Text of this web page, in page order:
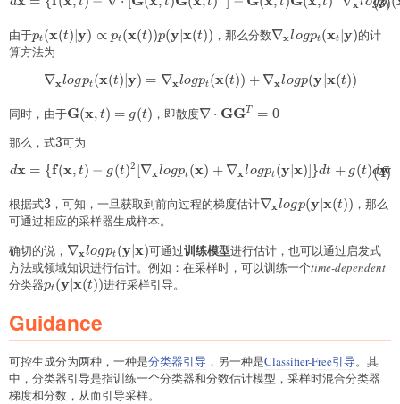
x t
由于p_t(\mathbf{x}
(t)\vert
p_t(\mathbf{x}
\mathbf{x}(t))
pt (x(t) y) ∝ pt (x(t))p(y ∣x(t)) ，那么分数∇xlogpt (xt ∣y)的计
算方法为
\begin{aligned}
∇xlogpt (x(t) y) = ∇xlogpt (x(t)) + ∇xlogp(y x(t))
同时，由于\mathbf{G}
G(x, t) = g(t) ，即散度∇ ⋅ GGT = 0
那么，式3
3可为
\begin{aligned}
dx = {f(x, t) − g(t)2 ∇xlogpt (x) + ∇xlogpt (y ∣x)]}dt + g(t)dw
ˉ
(4)
根据式3
3 ，可知，一旦获取到前向过程的梯度估计∇xlogp(y ∣x(t)) ，那么
可通过相应的采样器生成样本。
确切的说， ∇xlogpt (y ∣x)可通过训练模型进行估计，也可以通过启发式
方法或领域知识进行估计。例如：在采样时，可以训练一个time-dependent
分类器p_t(\mathbf{y}\vert\mathbf{x}
pt (y ∣x(t))进行采样引导。
Guidance
可控生成分为两种，一种是分类器引导 ，另一种是Classifier-Free引导。其
中，分类器引导是指训练一个分类器和分数估计模型，采样时混合分类器
梯度和分数，从而引导采样。